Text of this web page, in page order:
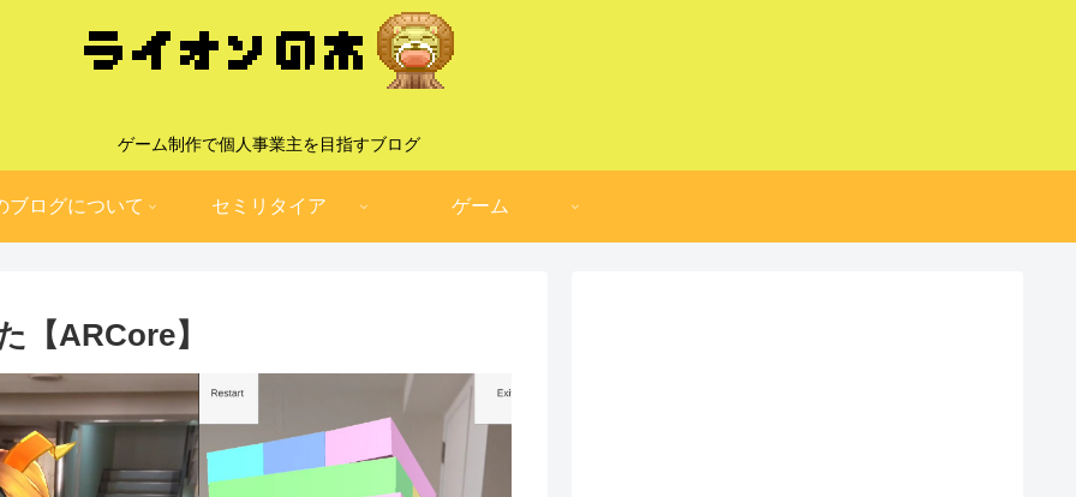
ゲーム制作で個人事業主を目指すブログ
ブログについて セミリタイア ゲーム
【ARCore】